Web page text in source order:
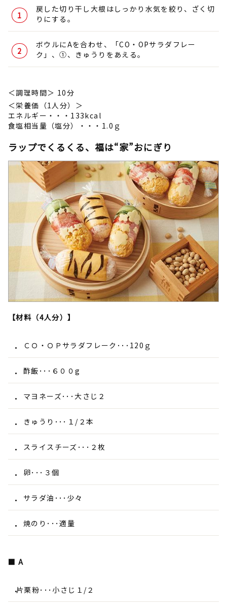
戻した切り干し大根はしっかり水気を絞り、ざく切
りにする。
ボウルにAを合わせ、「CO・OPサラダフレー
ク」、①、きゅうりをあえる。
＜調理時間＞ 10分
＜栄養価（1人分）＞
エネルギー・・・133kcal
食塩相当量（塩分）・・・1.0ｇ
ラップでくるくる、福は“家”おにぎり
【材料（4人分）】
ＣＯ・ＯＰサラダフレーク･･･120ｇ
酢飯･･･６００g
マヨネーズ･･･大さじ２
きゅうり･･･１/２本
スライスチーズ･･･２枚
卵･･･３個
サラダ油･･･少々
焼のり･･･適量
■ A
片栗粉･･･小さじ１/２